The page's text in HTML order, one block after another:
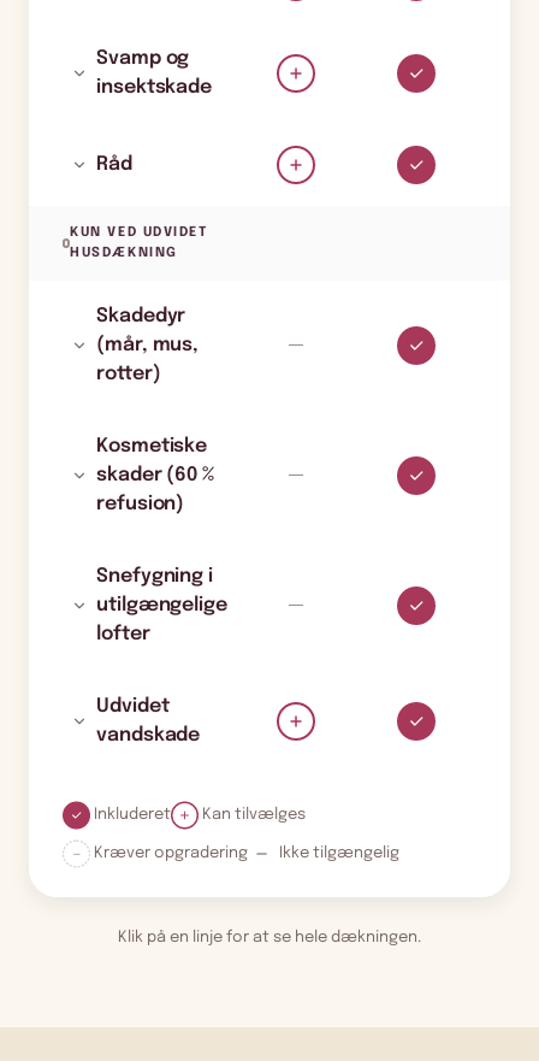
Svamp og
insektskade
Råd
KUN VED UDVIDET
HUSDÆKNING
Skadedyr
(mår, mus,
rotter)
Kosmetiske
skader (60 %
refusion)
Snefygning i
utilgængelige
lofter
Udvidet
vandskade
Inkluderet Kan tilvælges
Kræver opgradering Ikke tilgængelig
Klik på en linje for at se hele dækningen.